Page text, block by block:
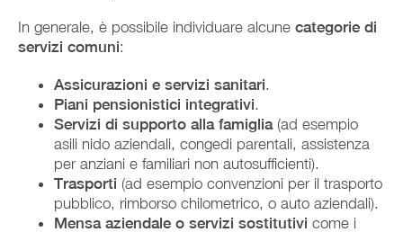
In generale, è possibile individuare alcune categorie di
servizi comuni:
Assicurazioni e servizi sanitari.
Piani pensionistici integrativi.
Servizi di supporto alla famiglia (ad esempio
asili nido aziendali, congedi parentali, assistenza
per anziani e familiari non autosufficienti).
Trasporti (ad esempio convenzioni per il trasporto
pubblico, rimborso chilometrico, o auto aziendali).
Mensa aziendale o servizi sostitutivi come i